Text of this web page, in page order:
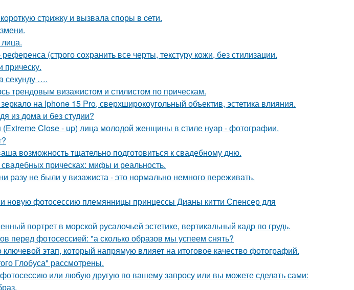
стpижку и вызвала споры в cети.
(строго сохранить все черты, текстуру кожи, без стилизации.
секунду ….
трендовым визажистом и стилистом по прическам.
на Iphone 15 Pro, сверхширокоугольный объектив, эстетика влияния.
из дома и без студии?
Close - up) лица молодой женщины в стиле нуар - фотографии.
возможность тщательно подготовиться к свадебному дню.
прическах: мифы и реальность.
разу не были у визажиста - это нормально немного переживать.
новую фотосессию племянницы принцессы Дианы китти Спенсер для
портрет в морской русалочьей эстетике, вертикальный кадр по грудь.
перед фотосессией: "а сколько образов мы успеем снять?
ключевой этап, который напрямую влияет на итоговое качество фотографий.
Глобуса" рассмотрены.
или любую другую по вашему запросу или вы можете сделать сами: